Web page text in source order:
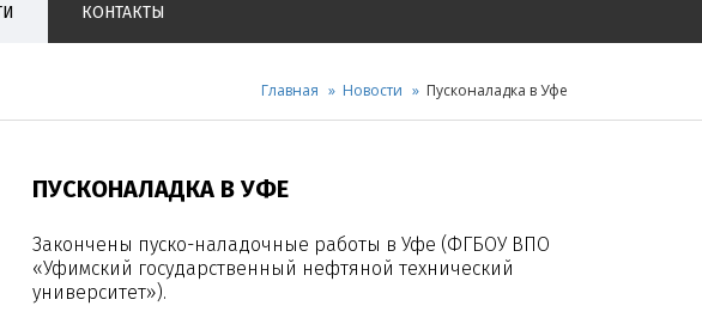
КОНТАКТЫ
Главная Новости Пусконаладка в Уфе
ПУСКОНАЛАДКА В УФЕ
Закончены пуско-наладочные работы в Уфе (ФГБОУ ВПО
«Уфимский государственный нефтяной технический
университет»).